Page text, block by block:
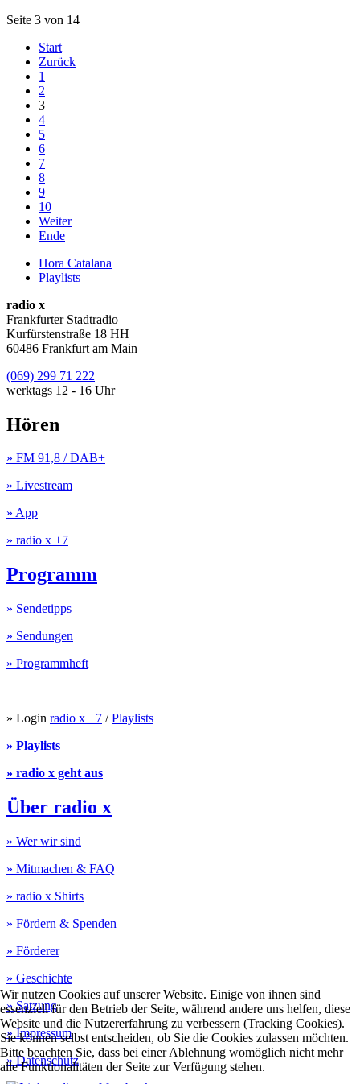
Seite 3 von 14
Start
Zurück
1
2
3
4
5
6
7
8
9
10
Weiter
Ende
Hora Catalana
Playlists
radio x
Frankfurter Stadtradio
Kurfürstenstraße 18 HH
60486 Frankfurt am Main
(069) 299 71 222
werktags 12 - 16 Uhr
Hören
» FM 91,8 / DAB+
» Livestream
» App
» radio x +7
Programm
» Sendetipps
» Sendungen
» Programmheft
» Login radio x +7 /Playlists
» Playlists
» radio x geht aus
Über radio x
» Wer wir sind
» Mitmachen & FAQ
» radio x Shirts
» Fördern & Spenden
» Förderer
» Geschichte
» Satzung
» Impressum
» Datenschutz
Wir nutzen Cookies auf unserer Website. Einige von ihnen sind
essenziell für den Betrieb der Seite, während andere uns helfen, diese
Website und die Nutzererfahrung zu verbessern (Tracking Cookies).
Sie können selbst entscheiden, ob Sie die Cookies zulassen möchten.
Bitte beachten Sie, dass bei einer Ablehnung womöglich nicht mehr
alle Funktionalitäten der Seite zur Verfügung stehen.